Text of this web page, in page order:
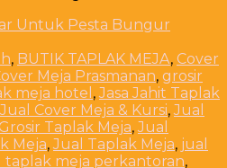
, BUTIK TAPLAK MEJA, Cover
Meja Prasmanan, grosir
meja hotel ,Jasa Jahit Taplak
Jual Cover Meja & Kursi,Jual
Taplak Meja,Jual
Meja,Jual Taplak Meja, jual
taplak meja perkantoran,